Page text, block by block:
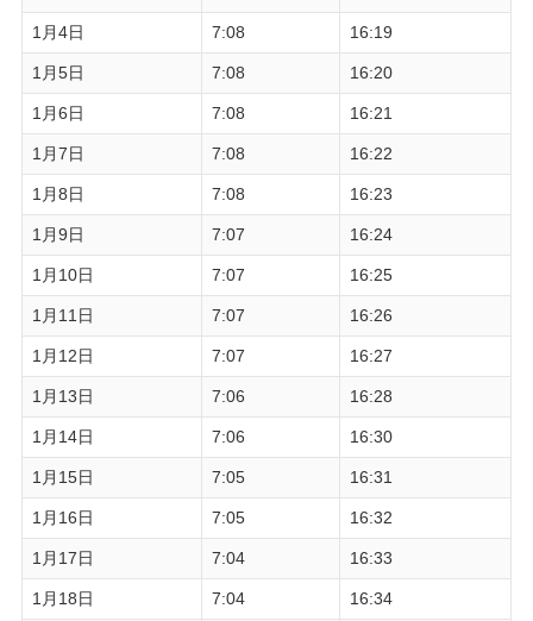
1月4日 7:08 16:19
1月5日 7:08 16:20
1月6日 7:08 16:21
1月7日 7:08 16:22
1月8日 7:08 16:23
1月9日 7:07 16:24
1月10日 7:07 16:25
1月11日 7:07 16:26
1月12日 7:07 16:27
1月13日 7:06 16:28
1月14日 7:06 16:30
1月15日 7:05 16:31
1月16日 7:05 16:32
1月17日 7:04 16:33
1月18日 7:04 16:34